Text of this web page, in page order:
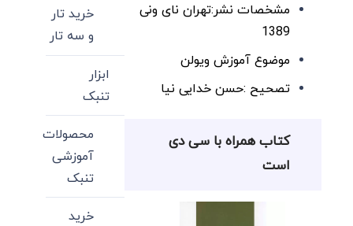
مشخصات نشر:تهران نای ونی
1389
موضوع آموزش ویولن
تصحیح :حسن خدایی نیا
کتاب همراه با سی دی
است
خرید تار
و سه تار
ابزار
تنبک
محصولات
آموزشی
تنبک
خرید